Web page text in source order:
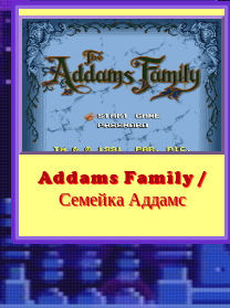
Addams Family /
Семейка Аддамс